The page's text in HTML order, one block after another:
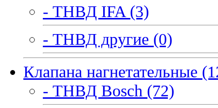
- ТНВД IFA (3)
- ТНВД другие (0)
Клапана нагнетательные
- ТНВД Bosch (72)